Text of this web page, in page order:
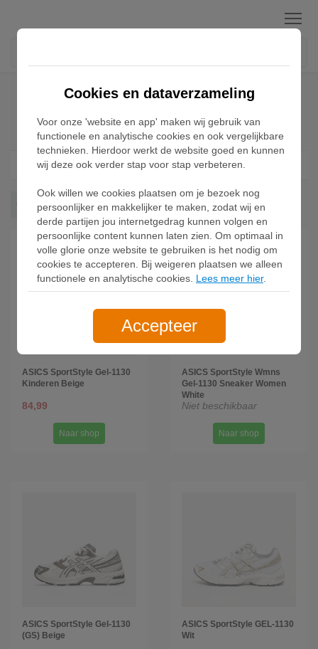
Menu
Home Asics Gel-1130 Sneakers
Asics Gel-1130 Sneakers
Filter 1
Gel 1130 Wis alles
ASICS SportStyle Gel-1130
Kinderen Beige
84,99
Naar shop
ASICS SportStyle Wmns
Gel-1130 Sneaker Women
White
Niet beschikbaar
Naar shop
ASICS SportStyle Gel-1130
(GS) Beige
ASICS SportStyle GEL-1130
Wit
Cookies en dataverzameling
Voor onze 'website en app' maken wij gebruik van
functionele en analytische cookies en ook vergelijkbare
technieken. Hierdoor werkt de website goed en kunnen
wij deze ook verder stap voor stap verbeteren.
Ook willen we cookies plaatsen om je bezoek nog
persoonlijker en makkelijker te maken, zodat wij en
derde partijen jou internetgedrag kunnen volgen en
persoonlijke content kunnen laten zien. Om optimaal in
volle glorie onze website te gebruiken is het nodig om
cookies te accepteren. Bij weigeren plaatsen we alleen
functionele en analytische cookies. Lees meer hier.
Accepteer